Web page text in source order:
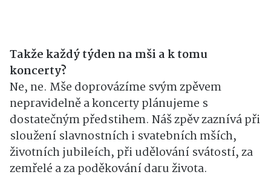
Takže každý týden na mši a k tomu
koncerty?
Ne, ne. Mše doprovázíme svým zpěvem
nepravidelně a koncerty plánujeme s
dostatečným předstihem. Náš zpěv zaznívá při
sloužení slavnostních i svatebních mších,
životních jubileích, při udělování svátostí, za
zemřelé a za poděkování daru života.